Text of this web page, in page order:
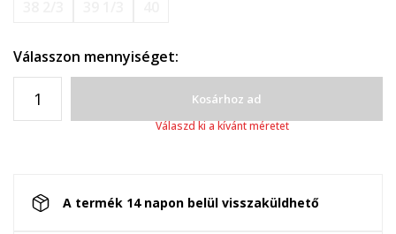
Válasszon mennyiséget:
Kosárhoz ad
Válaszd ki a kívánt méretet
A termék 14 napon belül visszaküldhető